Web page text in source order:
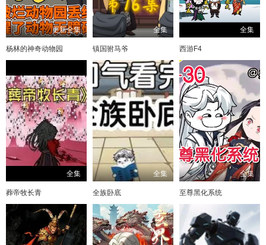
更新全集
杨林的神奇动物园
全集
镇国驸马爷
全集
西游F4
全集
葬帝牧长青
全集
全族卧底
全集
至尊黑化系统